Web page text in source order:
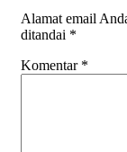
Alamat email
ditandai *
Komentar *